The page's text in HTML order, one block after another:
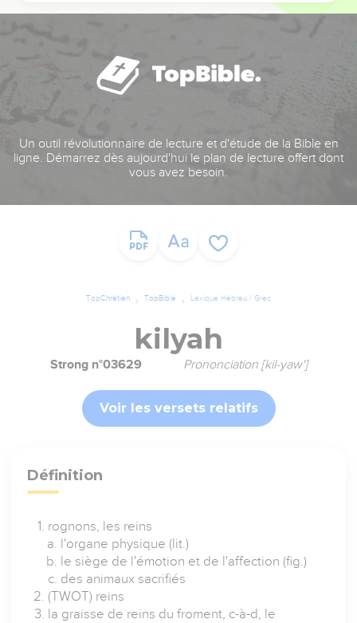
Un outil révolutionnaire de lecture et d'étude de la Bible en
ligne. Démarrez dès aujourd'hui le plan de lecture offert dont
vous avez besoin.
TopChrétien TopBible Lexique Hébreu / Grec
kilyah
Strong n°03629 Prononciation [kil-yaw']
Voir les versets relatifs
Définition
rognons, les reins
l'organe physique (lit.)
le siège de l'émotion et de l'affection (fig.)
des animaux sacrifiés
(TWOT) reins
la graisse de reins du froment, c-à-d, le